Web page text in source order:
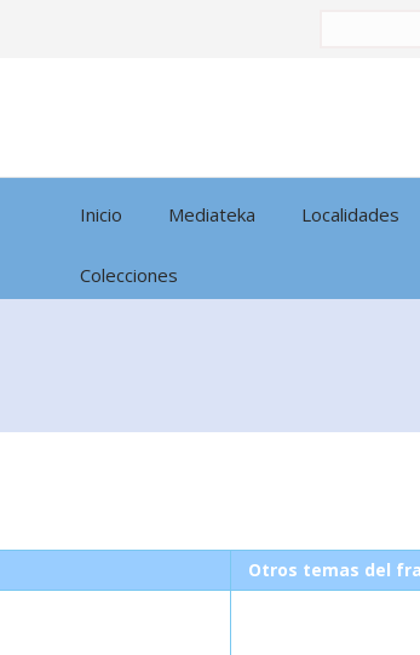
Inicio Mediateka Localidades
Colecciones
Otros temas del